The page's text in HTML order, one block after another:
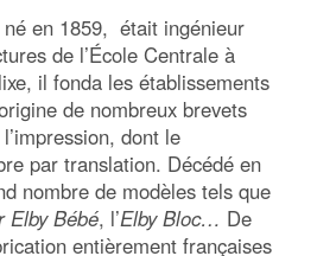
en 1859, était ingénieur
de l’École Centrale à
il fonda les établissements
de nombreux brevets
dont le
par translation. Décédé en
nombre de modèles tels que
Elby Bébé, l’Elby Bloc… De
entièrement françaises